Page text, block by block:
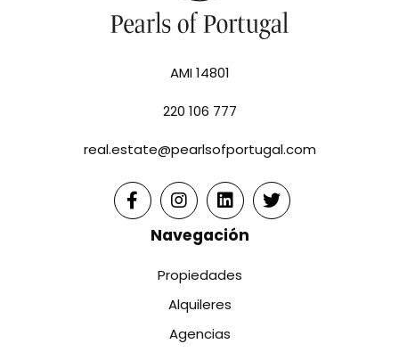
AMI 14801
220 106 777
real.estate@pearlsofportugal.com
Navegación
Propiedades
Alquileres
Agencias